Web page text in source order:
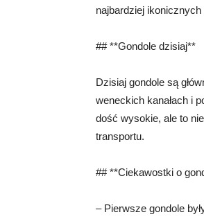
najbardziej
## **Gondole dzisiaj**
Dzisiaj gondole są
weneckich kanałach i
dość wysokie, ale to
transportu.
## **Ciekawostki o
– Pierwsze gondole